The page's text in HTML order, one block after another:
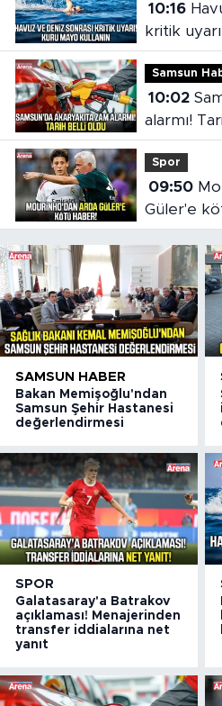
10:16Havuz ve deniz sonrası
kritik
Samsun
10:02Samsun'da akaryakıta zam
alarmı!
Spor
09:50Mourinho'dan Arda
Güler'e
SAMSUN HABER
Bakan Memişoğlu'ndan
Samsun Şehir Hastanesi
değerlendirmesi
SPOR
Galatasaray'a Batrakov
açıklaması! Menajerinden
transfer iddialarına net
yanıt